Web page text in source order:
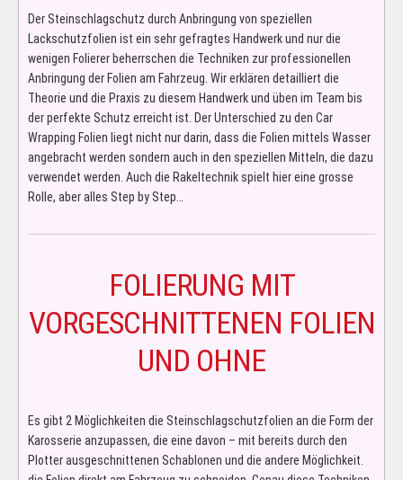
Der Steinschlagschutz durch Anbringung von speziellen
Lackschutzfolien ist ein sehr gefragtes Handwerk und nur die
wenigen Folierer beherrschen die Techniken zur professionellen
Anbringung der Folien am Fahrzeug. Wir erklären detailliert die
Theorie und die Praxis zu diesem Handwerk und üben im Team bis
der perfekte Schutz erreicht ist. Der Unterschied zu den Car
Wrapping Folien liegt nicht nur darin, dass die Folien mittels Wasser
angebracht werden sondern auch in den speziellen Mitteln, die dazu
verwendet werden. Auch die Rakeltechnik spielt hier eine grosse
Rolle, aber alles Step by Step…
FOLIERUNG MIT
VORGESCHNITTENEN FOLIEN
UND OHNE
Es gibt 2 Möglichkeiten die Steinschlagschutzfolien an die Form der
Karosserie anzupassen, die eine davon – mit bereits durch den
Plotter ausgeschnittenen Schablonen und die andere Möglichkeit.